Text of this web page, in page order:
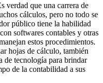
verdad que una carrera de
cálculos, pero no todo se
público tiene la habilidad
softwares contables y otras
estos procedimientos.
hojas de cálculo, también
de tecnología para brindar
de la contabilidad a sus